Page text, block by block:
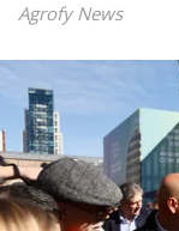
Agrofy News